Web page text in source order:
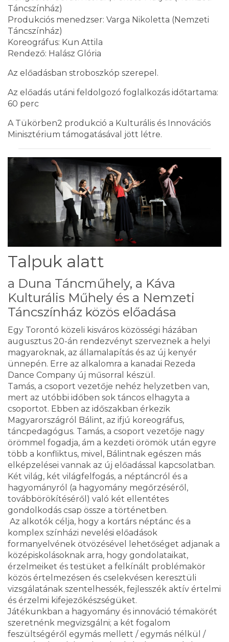
Táncszínház)
Produkciós menedzser: Varga Nikoletta (Nemzeti
Táncszínház)
Koreográfus: Kun Attila
Rendező: Halász Glória
Az előadásban stroboszkóp szerepel.
Az előadás utáni feldolgozó foglalkozás időtartama:
60 perc
A Tükörben2 produkció a Kulturális és Innovációs
Minisztérium támogatásával jött létre.
Talpuk alatt
a Duna Táncműhely, a Káva
Kulturális Műhely és a Nemzeti
Táncszínház közös előadása
Egy Torontó közeli kisváros közösségi házában
augusztus 20-án rendezvényt szerveznek a helyi
magyaroknak, az államalapítás és az új kenyér
ünnepén. Erre az alkalomra a kanadai Rezeda
Dance Company új műsorral készül.
Tamás, a csoport vezetője nehéz helyzetben van,
mert az utóbbi időben sok táncos elhagyta a
csoportot. Ebben az időszakban érkezik
Magyarországról Bálint, az ifjú koreográfus,
táncpedagógus. Tamás, a csoport vezetője nagy
örömmel fogadja, ám a kezdeti örömök után egyre
több a konfliktus, mivel, Bálintnak egészen más
elképzelései vannak az új előadással kapcsolatban.
Két világ, két világfelfogás, a néptáncról és a
hagyományról (a hagyomány megőrzéséről,
továbbörökítéséről) való két ellentétes
gondolkodás csap össze a történetben.
Az alkotók célja, hogy a kortárs néptánc és a
komplex színházi nevelési előadások
formanyelvének ötvözésével lehetőséget adjanak a
középiskolásoknak arra, hogy gondolataikat,
érzelmeiket és testüket a felkínált problémakör
közös értelmezésen és cselekvésen keresztüli
vizsgálatának szentelhessék, fejlesszék aktív értelmi
és érzelmi kifejezőkészségüket.
Játékunkban a hagyomány és innováció témakörét
szeretnénk megvizsgálni; a két fogalom
feszültségéről egymás mellett / egymás nélkül /